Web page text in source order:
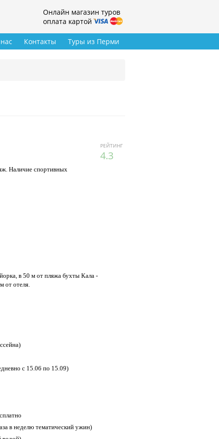
Онлайн магазин туров
оплата картой
Туры из Перми
Контакты
РЕЙТИНГ
4.3
Наличие спортивных
в 50 м от пляжа бухты Кала -
от отеля.
с 15.06 по 15.09)
в неделю тематический ужин)